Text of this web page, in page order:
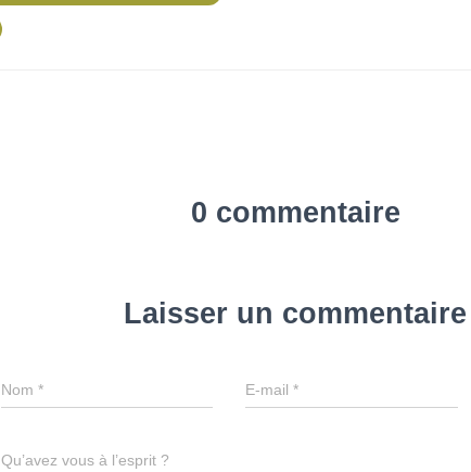
0 commentaire
Laisser un commentaire
Nom * E-mail*
Qu’avez vous à l’esprit ?